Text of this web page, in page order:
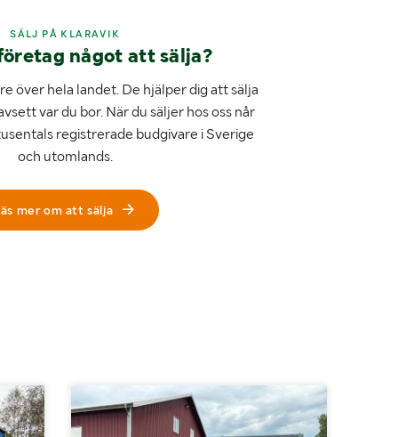
SÄLJ PÅ KLARAVIK
något att sälja?
över hela landet. De hjälper dig att sälja
var du bor. När du säljer hos oss når
registrerade budgivare i Sverige
och utomlands.
mer om att sälja